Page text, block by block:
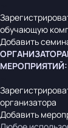
обучающую
Добавить
МЕРОПРИЯТИЙ:
организатора
Добавить